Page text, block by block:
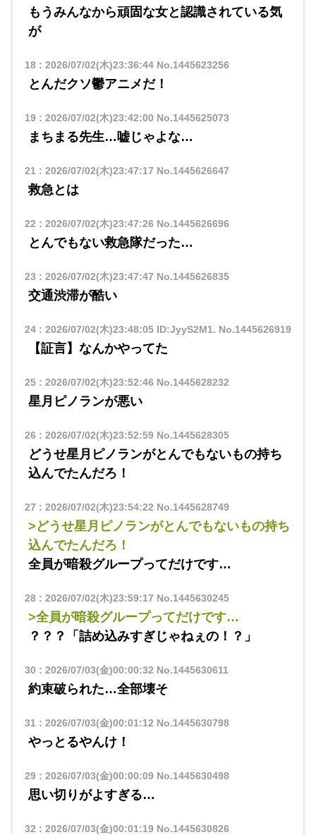
もうみんなから頑固な女と認識されている気
が
18: 2026/07/02(木)23:36:44No.1445623256
とんだクソ鬱アニメだ！
19: 2026/07/02(木)23:42:00 No.1445625073
まちまる先生…嘘じゃよな…
21: 2026/07/02(木)23:47:17 No.1445626647
救急とは
22 : 2026/07/02(木)23:47:26 No.1445626696
とんでもない救急隊だった…
23 : 2026/07/02(木)23:47:47 No.1445626835
交通渋滞が酷い
24: 2026/07/02(木)23:48:05 ID:JyyS2M1. No.1445626919
【証言】なんかやってた
25: 2026/07/02(木)23:52:46 No.1445628232
星月ピノランが悪い
26 : 2026/07/02(木)23:52:59No.1445628305
どうせ星月ピノランがとんでもないもの持ち
込んでたんだろ！
27 : 2026/07/02(木)23:54:22 No.1445628749
>どうせ星月ピノランがとんでもないもの持ち
込んでたんだろ！
全員が暗殺グループってだけです…
28: 2026/07/02(木)23:59:17 No.1445630245
>全員が暗殺グループってだけです…
？？？「詰め込みすぎじゃねぇの！？」
30 : 2026/07/03(金)00:00:32 No.1445630611
約束破られた…全部壊そ
31: 2026/07/03(金)00:01:12 No.1445630798
やっとるやんけ！
29: 2026/07/03(金)00:00:09No.1445630498
思い切りがよすぎる…
32 : 2026/07/03(金)00:01:19No.1445630826